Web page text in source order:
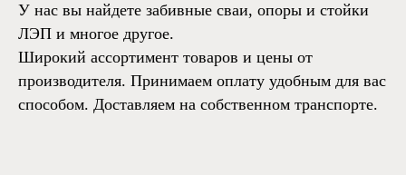
У нас вы найдете забивные сваи, опоры и стойки
ЛЭП и многое другое.
Широкий ассортимент товаров и цены от
производителя. Принимаем оплату удобным для вас
способом. Доставляем на собственном транспорте.